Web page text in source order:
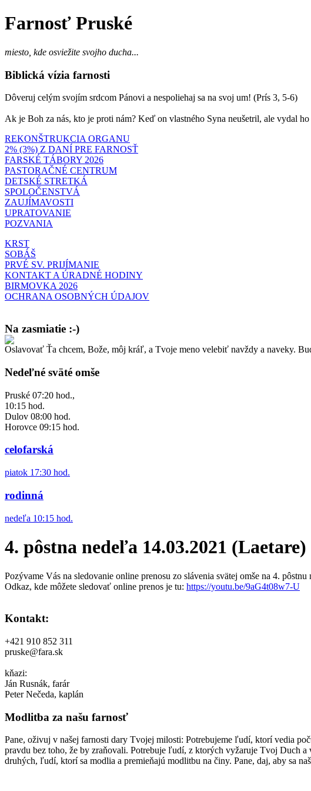
Farnosť Pruské
miesto, kde osviežite svojho ducha...
Biblická vízia farnosti
Dôveruj celým svojím srdcom Pánovi a nespoliehaj sa na svoj um! (Prís 3, 5-6)
Ak je Boh za nás, kto je proti nám? Keď on vlastného Syna neušetril, ale vydal
REKONŠTRUKCIA ORGANU
2% (3%) Z DANÍ PRE FARNOSŤ
FARSKÉ TÁBORY 2026
PASTORAČNÉ CENTRUM
DETSKÉ STRETKÁ
SPOLOČENSTVÁ
ZAUJÍMAVOSTI
UPRATOVANIE
POZVANIA
KRST
SOBÁŠ
PRVÉ SV. PRIJÍMANIE
KONTAKT A ÚRADNÉ HODINY
BIRMOVKA 2026
OCHRANA OSOBNÝCH ÚDAJOV
Na zasmiatie :-)
Malý chlapec sa modlí:
Oslavovať Ťa chcem, Bože, môj kráľ, a Tvoje meno velebiť navždy a naveky.
Nedeľné sväté omše
Pruské 07:20 hod.,
10:15 hod.
Dulov 08:00 hod.
Horovce 09:15 hod.
celofarská
piatok 17:30 hod.
rodinná
nedeľa 10:15 hod.
4. pôstna nedeľa 14.03.2021
Pozývame Vás na sledovanie online prenosu zo slávenia svätej omše na 4.
Odkaz, kde môžete sledovať online prenos je tu: https://youtu.be/9aG4t08w7-U
Kontakt:
+421 910 852 311
pruske@fara.sk
kňazi:
Ján Rusnák, farár
Peter Nečeda, kaplán
Modlitba za našu farnosť
Pane, oživuj v našej farnosti dary Tvojej milosti: Potrebujeme ľudí, ktorí vedia
pravdu bez toho, že by zraňovali. Potrebuje ľudí, z ktorých vyžaruje Tvoj Duch
druhých, ľudí, ktorí sa modlia a premieňajú modlitbu na činy. Pane, daj, aby sa